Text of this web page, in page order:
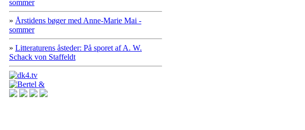
sommer
» Årstidens bøger med Anne-Marie Mai -
sommer
» Litteraturens åsteder: På sporet af A. W.
Schack von Staffeldt